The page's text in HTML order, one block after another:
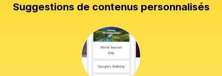
Suggestions de contenus personnalisés